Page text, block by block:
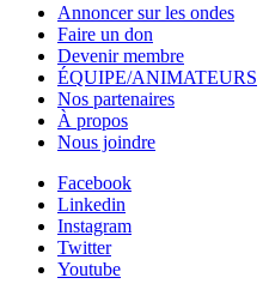
Annoncer sur les ondes
Faire un don
Devenir membre
ÉQUIPE/ANIMATEURS
Nos partenaires
À propos
Nous joindre
Facebook
Linkedin
Instagram
Twitter
Youtube